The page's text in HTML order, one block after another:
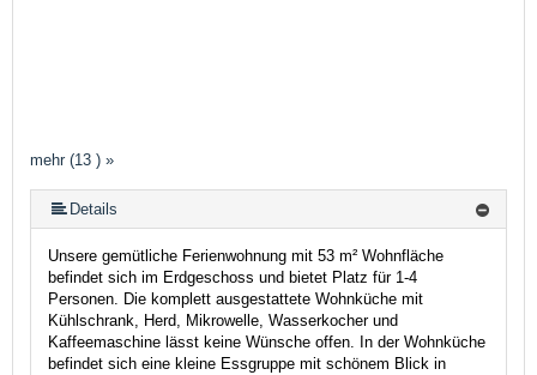
mehr (13 ) »
mehr (13 ) »
mehr (13 ) »
mehr (13 ) »
mehr (13 ) »
mehr (13 ) »
mehr (13 ) »
mehr (13 ) »
mehr (13 ) »
mehr (13 ) »
Details
Unsere gemütliche Ferienwohnung mit 53 m² Wohnfläche
befindet sich im Erdgeschoss und bietet Platz für 1-4
Personen. Die komplett ausgestattete Wohnküche mit
Kühlschrank, Herd, Mikrowelle, Wasserkocher und
Kaffeemaschine lässt keine Wünsche offen. In der Wohnküche
befindet sich eine kleine Essgruppe mit schönem Blick in